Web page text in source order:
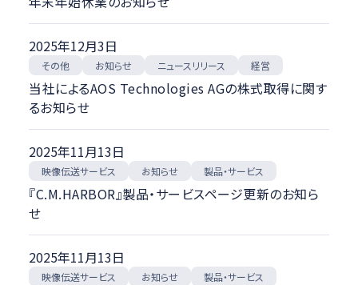
2025年12月3日
その他 お知らせ ニュースリリース 経営
当社によるAOS Technologies AGの株式取得に関す
るお知らせ
2025年11月13日
映像伝送サービス お知らせ 製品・サービス
『C.M.HARBOR』製品・サービスページ更新のお知ら
せ
2025年11月13日
映像伝送サービス お知らせ 製品・サービス